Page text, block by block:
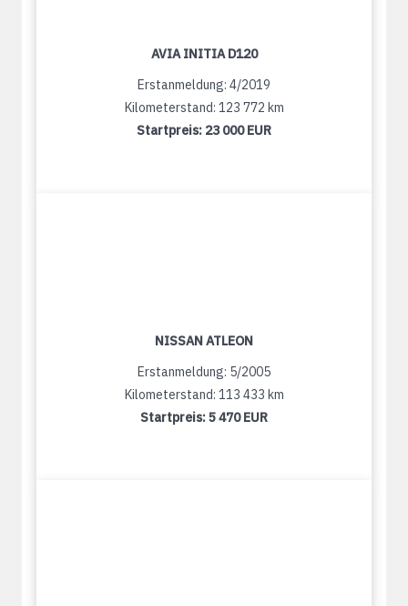
AVIA INITIA D120
Erstanmeldung: 4/2019
Kilometerstand: 123 772 km
Startpreis: 23 000 EUR
NISSAN ATLEON
Erstanmeldung: 5/2005
Kilometerstand: 113 433 km
Startpreis:5 470 EUR